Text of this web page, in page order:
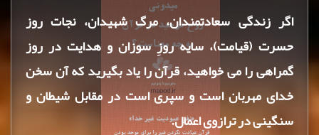
اگر زندگى سعادتمندان، مرگ شهيدان، نجات روز
حسرت (قيامت)، سايه روزِ سوزان و هدايت در روز
گمراهى را مى خواهيد، قرآن را ياد بگيريد كه آن سخن
خداى مهربان است و سپرى است در مقابل شيطان و
سنگينى در ترازوى اعمال.